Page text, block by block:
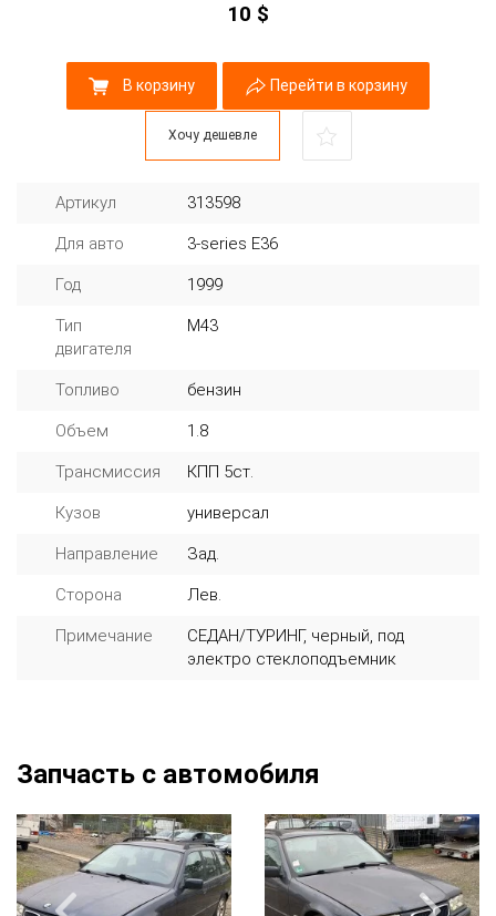
10 $
В корзину Перейти в корзину
Хочу дешевле
Артикул 313598
Для авто 3-series E36
Год 1999
Тип
двигателя
M43
Топливо бензин
Объем 1.8
Трансмиссия КПП 5ст.
Кузов универсал
Направление Зад.
Сторона Лев.
Примечание
СЕДАН/ТУРИНГ, черный, под
электро стеклоподъемник
Запчасть с автомобиля